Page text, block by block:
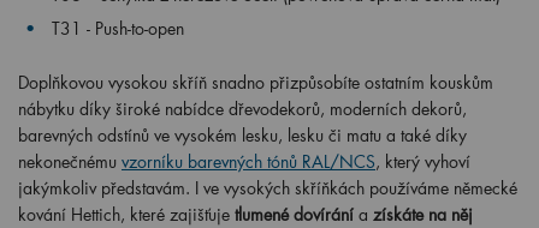
T31 - Push-to-open
Doplňkovou vysokou skříň snadno přizpůsobíte ostatním kouskům
nábytku díky široké nabídce dřevodekorů, moderních dekorů,
barevných odstínů ve vysokém lesku, lesku či matu a také díky
nekonečnému vzorníku barevných tónů RAL/NCS, který vyhoví
jakýmkoliv představám. I ve vysokých skříňkách používáme německé
kování Hettich, které zajišťuje tlumené dovírání a získáte na něj